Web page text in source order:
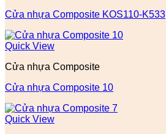
Cửa nhựa Composite KOS110-K533
Quick View
Cửa nhựa Composite
Cửa nhựa Composite 10
Quick View